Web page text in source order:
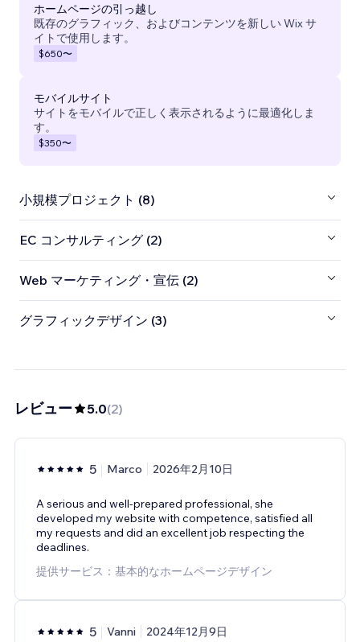
ホームページの引っ越し
既存のグラフィック、およびコンテンツを新しい Wix サ
イトで使用します。
$650〜
モバイルサイト
サイトをモバイルで正しく表示されるように最適化しま
す。
$350〜
小規模プロジェクト (8)
EC コンサルティング (2)
Web マーケティング・宣伝 (2)
グラフィックデザイン (3)
レビュー 5.0(2)
5 Marco 2026年2月10日
A serious and well-prepared professional, she
developed my website with competence, satisfied all
my requests and did an excellent job respecting the
deadlines.
提供サービス：基本的なホームページデザイン
5 Vanni 2024年12月9日